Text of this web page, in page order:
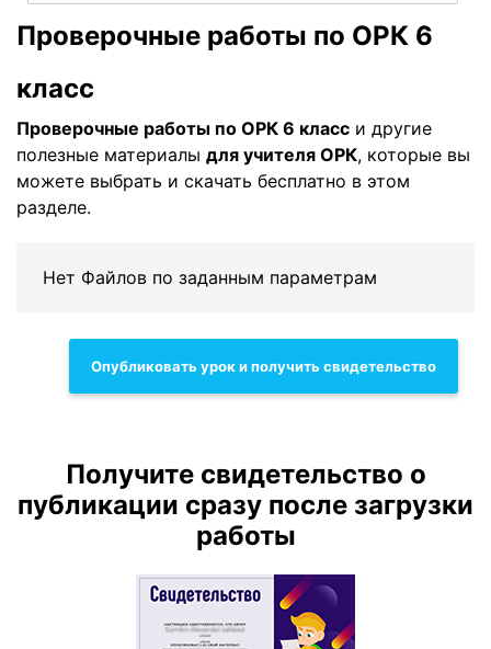
Проверочные работы по ОРК 6
класс
Проверочные работы по ОРК 6 класс и другие
полезные материалы для учителя ОРК, которые вы
можете выбрать и скачать бесплатно в этом
разделе.
Нет Файлов по заданным параметрам
Опубликовать урок и получить свидетельство
Получите свидетельство о
публикации сразу после загрузки
работы